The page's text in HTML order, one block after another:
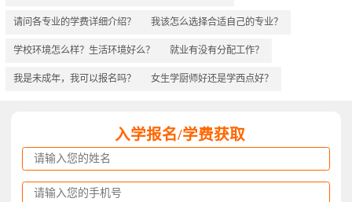
请问各专业的学费详细介绍？ 我该怎么选择合适自己的专业？
学校环境怎么样？生活环境好么？ 就业有没有分配工作？
我是未成年，我可以报名吗？ 女生学厨师好还是学西点好？
入学报名/学费获取